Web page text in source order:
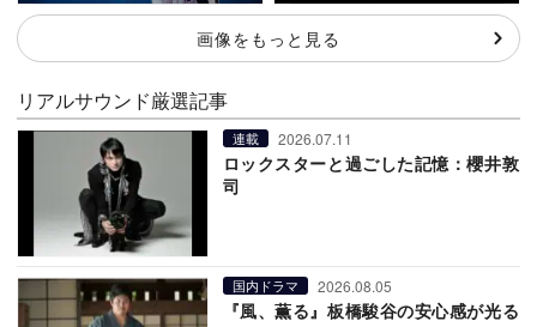
画像をもっと見る
リアルサウンド厳選記事
連載 2026.07.11
ロックスターと過ごした記憶：櫻井敦
司
国内ドラマ 2026.08.05
『風、薫る』板橋駿谷の安心感が光る